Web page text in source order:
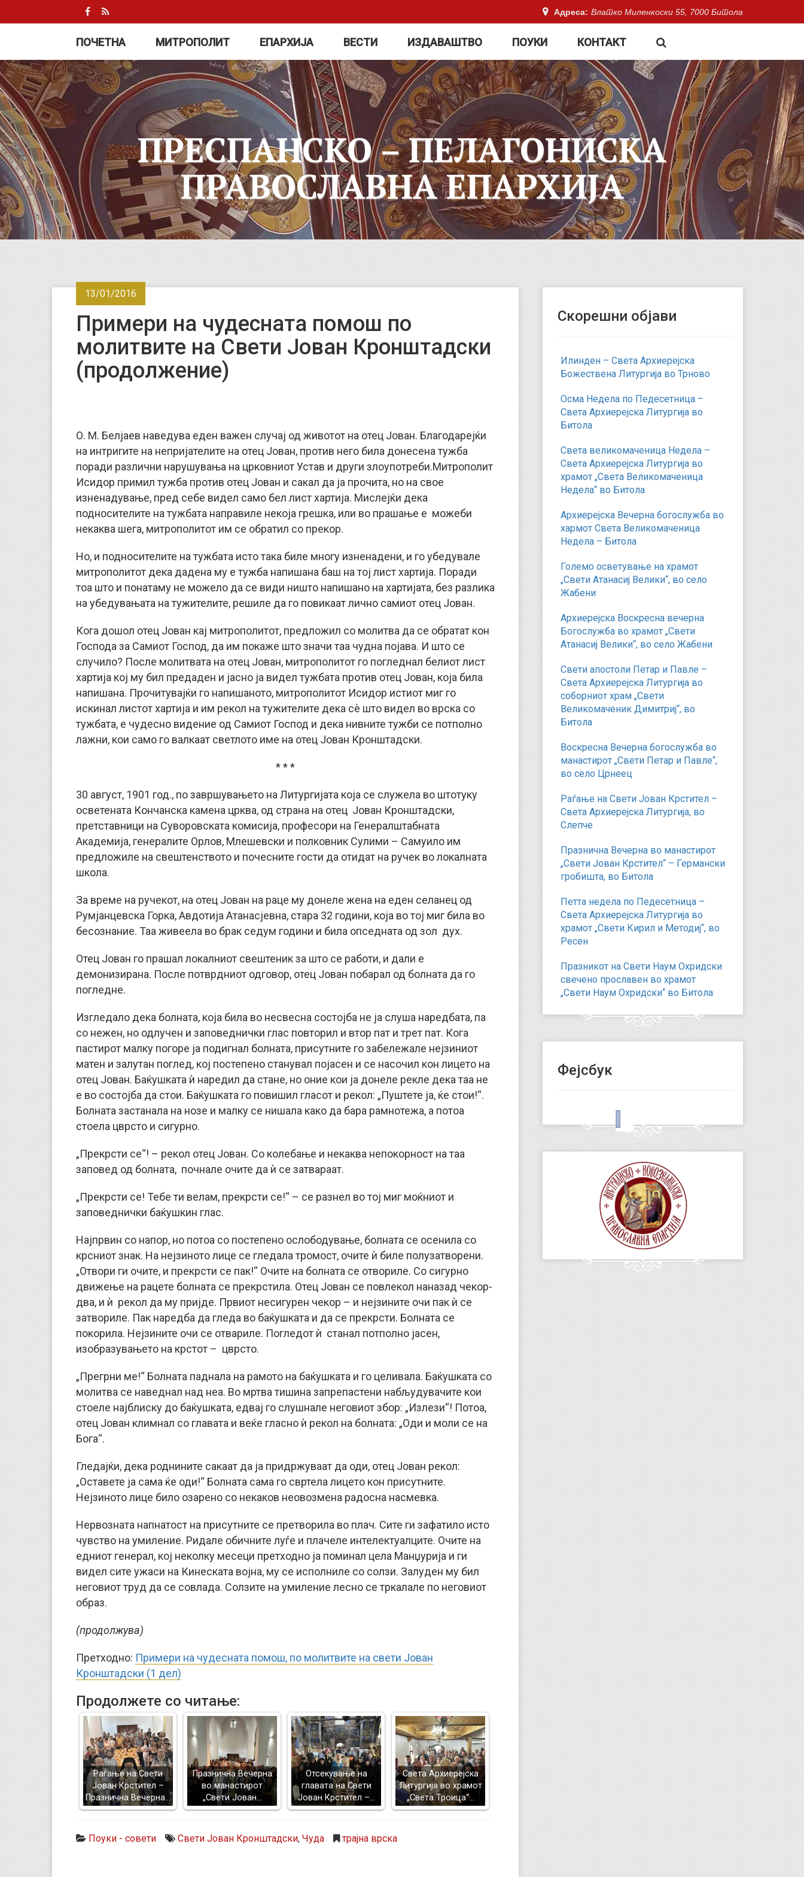
Адреса: Влатко Миленкоски 55, 7000 Битола
ПОЧЕТНА МИТРОПОЛИТ ЕПАРХИЈА ВЕСТИ ИЗДАВАШТВО ПОУКИ КОНТАКТ
ПРЕСПАНСКО – ПЕЛАГОНИСКА
ПРАВОСЛАВНА ЕПАРХИЈА
13/01/2016
Примери на чудесната помош по
молитвите на Свети Јован Кронштадски
(продолжение)
О. М. Белјаев наведува еден важен случај од животот на отец Јован. Благодарејќи
на интригите на непријателите на отец Јован, против него била донесена тужба
поради различни нарушувања на црковниот Устав и други злоупотреби.Митрополит
Исидор примил тужба против отец Јован и сакал да ја прочита, но на свое
изненадување, пред себе видел само бел лист хартија. Мислејќи дека
подносителите на тужбата направиле некоја грешка, или во прашање е можеби
некаква шега, митрополитот им се обратил со прекор.
Но, и подносителите на тужбата исто така биле многу изненадени, и го убедувале
митрополитот дека дадена му е тужба напишана баш на тој лист хартија. Поради
тоа што и понатаму не можело да се види ништо напишано на хартијата, без разлика
на убедувањата на тужителите, решиле да го повикаат лично самиот отец Јован.
Кога дошол отец Јован кај митрополитот, предложил со молитва да се обратат кон
Господа за Самиот Господ, да им покаже што значи таа чудна појава. И што се
случило? После молитвата на отец Јован, митрополитот го погледнал белиот лист
хартија кој му бил предаден и јасно ја видел тужбата против отец Јован, која била
напишана. Прочитувајќи го напишаното, митрополитот Исидор истиот миг го
искинал листот хартија и им рекол на тужителите дека сѐ што видел во врска со
тужбата, е чудесно видение од Самиот Господ и дека нивните тужби се потполно
лажни, кои само го валкаат светлото име на отец Јован Кронштадски.
* * *
30 август, 1901 год., по завршувањето на Литургијата која се служела во штотуку
осветената Кончанска камена црква, од страна на отец Јован Кронштадски,
претставници на Суворовската комисија, професори на Генералштабната
Академија, генералите Орлов, Млешевски и полковник Сулими – Самуило им
предложиле на свештенството и почесните гости да отидат на ручек во локалната
школа.
За време на ручекот, на отец Јован на раце му донеле жена на еден селанец од
Румјанцевска Горка, Авдотија Атанасјевна, стара 32 години, која во тој миг била во
бесознание. Таа живеела во брак седум години и била опседната од зол дух.
Отец Јован го прашал локалниот свештеник за што се работи, и дали е
демонизирана. После потврдниот одговор, отец Јован побарал од болната да го
погледне.
Изгледало дека болната, која била во несвесна состојба не ја слуша наредбата, па
со нежен, но одлучен и заповеднички глас повторил и втор пат и трет пат. Кога
пастирот малку погоре ја подигнал болната, присутните го забележале нејзиниот
матен и залутан поглед, кој постепено станувал појасен и се насочил кон лицето на
отец Јован. Баќушката ѝ наредил да стане, но оние кои ја донеле рекле дека таа не
е во состојба да стои. Баќушката го повишил гласот и рекол: „Пуштете ја, ќе стои!“.
Болната застанала на нозе и малку се нишала како да бара рамнотежа, а потоа
стоела цврсто и сигурно.
„Прекрсти се“! – рекол отец Јован. Со колебање и некаква непокорност на таа
заповед од болната, почнале очите да ѝ се затвараат.
„Прекрсти се! Тебе ти велам, прекрсти се!“ – се разнел во тој миг моќниот и
заповеднички баќушкин глас.
Најпрвин со напор, но потоа со постепено ослободување, болната се осенила со
крсниот знак. На нејзиното лице се гледала тромост, очите ѝ биле полузатворени.
„Отвори ги очите, и прекрсти се пак!“ Очите на болната се отвориле. Со сигурно
движење на рацете болната се прекрстила. Отец Јован се повлекол наназад чекор-
два, и ѝ рекол да му пријде. Првиот несигурен чекор – и нејзините очи пак ѝ се
затвориле. Пак наредба да гледа во баќушката и да се прекрсти. Болната се
покорила. Нејзините очи се отвариле. Погледот ѝ станал потполно јасен,
изобразувањето на крстот – цврсто.
„Прегрни ме!“ Болната паднала на рамото на баќушката и го целивала. Баќушката со
молитва се наведнал над неа. Во мртва тишина запрепастени набљудувачите кои
стоеле најблиску до баќушката, едвај го слушнале неговиот збор: „Излези“! Потоа,
отец Јован климнал со главата и веќе гласно ѝ рекол на болната: „Оди и моли се на
Бога“.
Гледајќи, дека роднините сакаат да ја придржуваат да оди, отец Јован рекол:
„Оставете ја сама ќе оди!“ Болната сама го свртела лицето кон присутните.
Нејзиното лице било озарено со некаков неовозмена радосна насмевка.
Нервозната напнатост на присутните се претворила во плач. Сите ги зафатило исто
чувство на умиление. Ридале обичните луѓе и плачеле интелектуалците. Очите на
едниот генерал, кој неколку месеци претходно ја поминал цела Манџурија и ги
видел сите ужаси на Кинеската војна, му се исполниле со солзи. Залуден му бил
неговиот труд да се совлада. Солзите на умиление лесно се тркалале по неговиот
образ.
(продолжува)
Претходно: Примери на чудесната помош, по молитвите на свети Јован
Кронштадски (1 дел)
Продолжете со читање:
Раѓање на Свети
Јован Крстител –
Празнична Вечерна…
Празнична Вечерна
во манастирот
„Свети Јован…
Отсекување на
главата на Свети
Јован Крстител –…
Света Архиерејска
Литургија во храмот
„Света Троица“…
Поуки - совети Свети Јован Кронштадски, Чуда трајна врска
Скорешни објави
Илинден – Света Архиерејска
Божествена Литургија во Трново
Осма Недела по Педесетница –
Света Архиерејска Литургија во
Битола
Света великомаченица Недела –
Света Архиерејска Литургија во
храмот „Света Великомаченица
Недела“ во Битола
Архиерејска Вечерна богослужба во
хармот Света Великомаченица
Недела – Битола
Големо осветување на храмот
„Свети Атанасиј Велики“, во село
Жабени
Архиерејска Воскресна вечерна
Богослужба во храмот „Свети
Атанасиј Велики“, во село Жабени
Свети апостоли Петар и Павле –
Света Архиерејска Литургија во
соборниот храм „Свети
Великомаченик Димитриј“, во
Битола
Воскресна Вечерна богослужба во
манастирот „Свети Петар и Павле“,
во село Црнеец
Раѓање на Свети Јован Крстител –
Света Архиерејска Литургија, во
Слепче
Празнична Вечерна во манастирот
„Свети Јован Крстител“ – Германски
гробишта, во Битола
Петта недела по Педесетница –
Света Архиерејска Литургија во
храмот „Свети Кирил и Методиј“, во
Ресен
Празникот на Свети Наум Охридски
свечено прославен во храмот
„Свети Наум Охридски“ во Битола
Фејсбук